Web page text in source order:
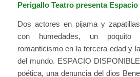
Perigallo Teatro presenta
Dos actores en pijama y
con humedades, un poquito
romanticismo en la tercera edad y
del mundo. ESPACIO
poética, una denuncia del dios